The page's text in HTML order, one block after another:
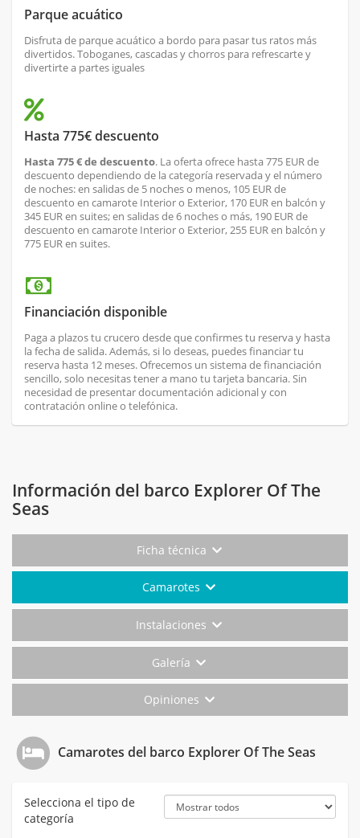
Parque acuático
Disfruta de parque acuático a bordo para pasar tus ratos más
divertidos. Toboganes, cascadas y chorros para refrescarte y
divertirte a partes iguales
Hasta 775€ descuento
Hasta 775 € de descuento. La oferta ofrece hasta 775 EUR de
descuento dependiendo de la categoría reservada y el número
de noches: en salidas de 5 noches o menos, 105 EUR de
descuento en camarote Interior o Exterior, 170 EUR en balcón y
345 EUR en suites; en salidas de 6 noches o más, 190 EUR de
descuento en camarote Interior o Exterior, 255 EUR en balcón y
775 EUR en suites.
Financiación disponible
Paga a plazos tu crucero desde que confirmes tu reserva y hasta
la fecha de salida. Además, si lo deseas, puedes financiar tu
reserva hasta 12 meses. Ofrecemos un sistema de financiación
sencillo, solo necesitas tener a mano tu tarjeta bancaria. Sin
necesidad de presentar documentación adicional y con
contratación online o telefónica.
Información del barco Explorer Of The
Seas
Ficha técnica
Camarotes
Instalaciones
Galería
Opiniones
Camarotes del barco Explorer Of The Seas
Selecciona el tipo de
categoría